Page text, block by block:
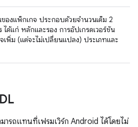
ของแพ็กเกจ ประกอบด้วยจำนวนเต็ม 2
ได้แก่ หลักและรอง การอัปเกรดเวอร์ชัน
เพิ่ม (แต่จะไม่เปลี่ยนแปลง) ประเภทและ
ารถแทนที่เฟรมเวิร์ก Android ได้โดยไม่